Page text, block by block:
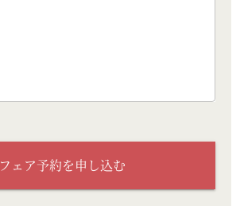
フェア予約を申し込む